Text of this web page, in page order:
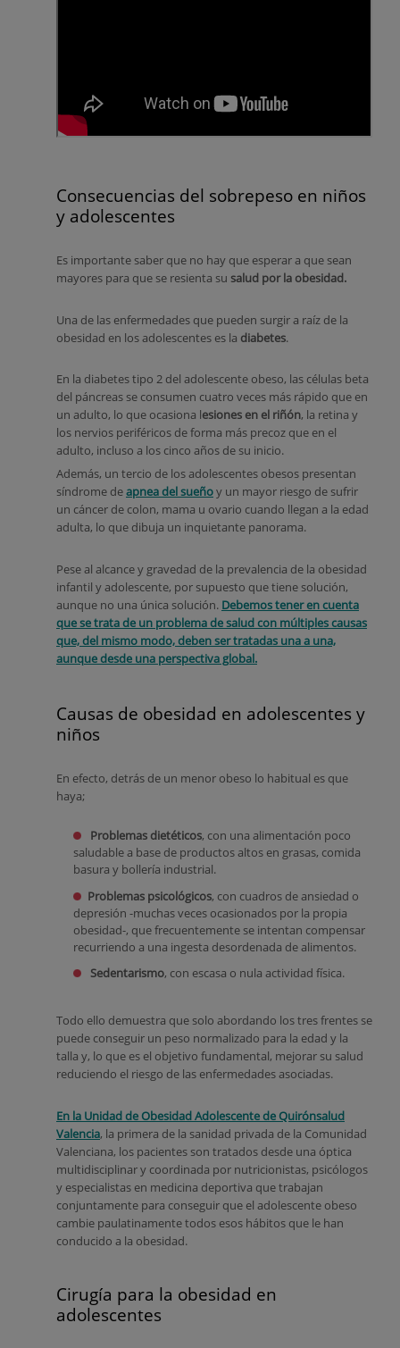
Consecuencias del sobrepeso en niños
y adolescentes
Es importante saber que no hay que esperar a que sean
mayores para que se resienta su salud por la obesidad.
Una de las enfermedades que pueden surgir a raíz de la
obesidad en los adolescentes es la diabetes.
En la diabetes tipo 2 del adolescente obeso, las células beta
del páncreas se consumen cuatro veces más rápido que en
un adulto, lo que ocasiona lesiones en el riñón, la retina y
los nervios periféricos de forma más precoz que en el
adulto, incluso a los cinco años de su inicio.
Además, un tercio de los adolescentes obesos presentan
síndrome deapnea del sueñoy un mayor riesgo de sufrir
un cáncer de colon, mama u ovario cuando llegan a la edad
adulta, lo que dibuja un inquietante panorama.
Pese al alcance y gravedad de la prevalencia de la obesidad
infantil y adolescente, por supuesto que tiene solución,
aunque no una única solución. Debemos tener en cuenta
que se trata de un problema de salud con múltiples causas
que, del mismo modo, deben ser tratadas una a una,
aunque desde una perspectiva global.
Causas de obesidad en adolescentes y
niños
En efecto, detrás de un menor obeso lo habitual es que
haya;
Problemas dietéticos, con una alimentación poco
saludable a base de productos altos en grasas, comida
basura y bollería industrial.
Problemas psicológicos, con cuadros de ansiedad o
depresión -muchas veces ocasionados por la propia
obesidad-, que frecuentemente se intentan compensar
recurriendo a una ingesta desordenada de alimentos.
Sedentarismo, con escasa o nula actividad física.
Todo ello demuestra que solo abordando los tres frentes se
puede conseguir un peso normalizado para la edad y la
talla y, lo que es el objetivo fundamental, mejorar su salud
reduciendo el riesgo de las enfermedades asociadas.
En la Unidad de Obesidad Adolescente de Quirónsalud
Valencia, la primera de la sanidad privada de la Comunidad
Valenciana, los pacientes son tratados desde una óptica
multidisciplinar y coordinada por nutricionistas, psicólogos
y especialistas en medicina deportiva que trabajan
conjuntamente para conseguir que el adolescente obeso
cambie paulatinamente todos esos hábitos que le han
conducido a la obesidad.
Cirugía para la obesidad en
adolescentes